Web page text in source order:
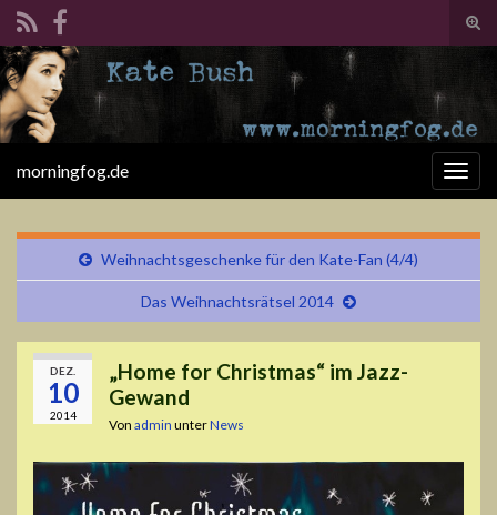
Search for:
morningfog.de
Weihnachtsgeschenke für den Kate-Fan (4/4)
Das Weihnachtsrätsel 2014
DEZ.
10
2014
„Home for Christmas“ im Jazz-
Gewand
Von admin unterNews